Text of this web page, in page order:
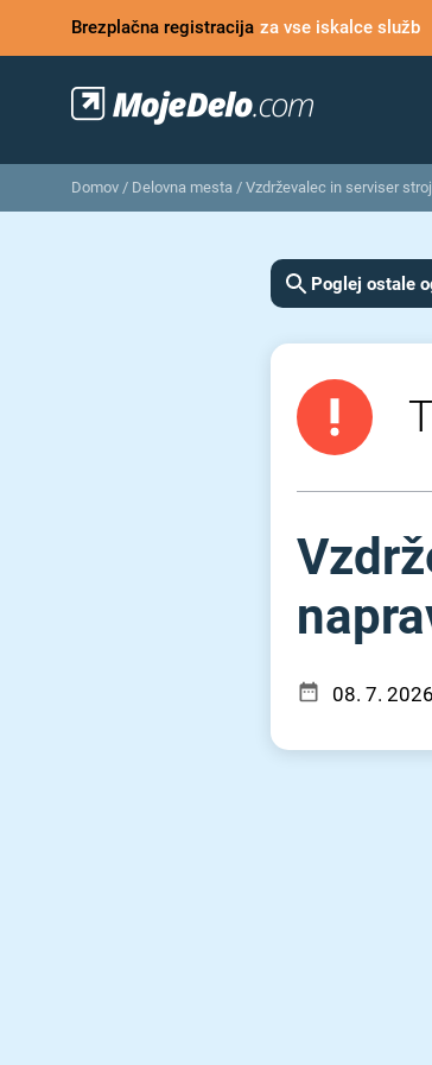
Brezplačna registracija za vse iskalce služb
Domov / Delovna mesta / Vzdrževalec in serviser
Poglej ostale
08. 7. 2026